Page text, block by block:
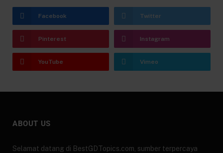
Facebook Twitter
Pinterest Instagram
YouTube Vimeo
ABOUT US
Selamat datang di BestGDTopics.com, sumber terpercaya